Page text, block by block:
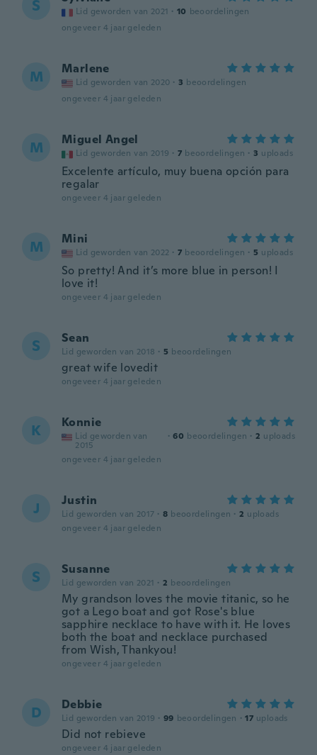
S Lid geworden van 2021 · 10 beoordelingen
ongeveer 4 jaar geleden
M Marlene
Lid geworden van 2020 · 3 beoordelingen
ongeveer 4 jaar geleden
M Miguel Angel
Lid geworden van 2019 · 7 beoordelingen · 3 uploads
Excelente artículo, muy buena opción para
regalar
ongeveer 4 jaar geleden
M Mini
Lid geworden van 2022 · 7 beoordelingen · 5 uploads
So pretty! And it’s more blue in person! I
love it!
ongeveer 4 jaar geleden
S Sean
Lid geworden van 2018 · 5 beoordelingen
great wife lovedit
ongeveer 4 jaar geleden
K Konnie
Lid geworden van
2015
· 60 beoordelingen · 2 uploads
ongeveer 4 jaar geleden
J Justin
Lid geworden van 2017 · 8 beoordelingen · 2 uploads
ongeveer 4 jaar geleden
S Susanne
Lid geworden van 2021 · 2 beoordelingen
My grandson loves the movie titanic, so he
got a Lego boat and got Rose's blue
sapphire necklace to have with it. He loves
both the boat and necklace purchased
from Wish, Thankyou!
ongeveer 4 jaar geleden
D Debbie
Lid geworden van 2019 · 99 beoordelingen · 17 uploads
Did not rebieve
ongeveer 4 jaar geleden